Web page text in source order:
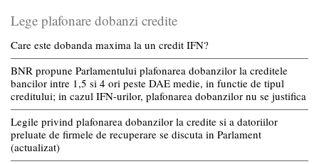
Lege plafonare dobanzi credite
Care este dobanda maxima la un credit IFN?
BNR propune Parlamentului plafonarea dobanzilor la creditele
bancilor intre 1,5 si 4 ori peste DAE medie, in functie de tipul
creditului; in cazul IFN-urilor, plafonarea dobanzilor nu se justifica
Legile privind plafonarea dobanzilor la credite si a datoriilor
preluate de firmele de recuperare se discuta in Parlament
(actualizat)